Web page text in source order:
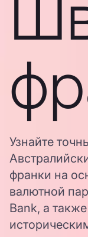
Узнайте
франки на
валютной
Bank, а